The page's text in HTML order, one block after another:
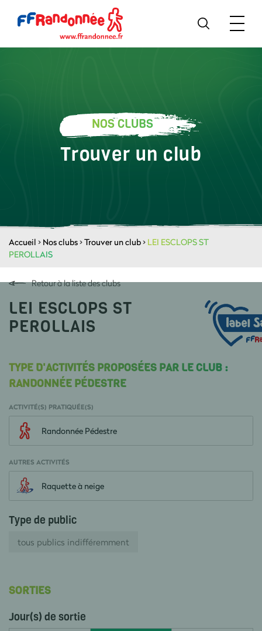
NOS CLUBS
Trouver un club
Accueil > Nos clubs>Trouver un club> LEI ESCLOPS ST
PEROLLAIS
Retour à la liste des clubs
LEI ESCLOPS ST
PEROLLAIS
TYPE D'ACTIVITÉS PROPOSÉES PAR LE CLUB :
RANDONNÉE PÉDESTRE
ACTIVITÉ(S) PRATIQUÉE(S)
Randonnée Pédestre
AUTRES ACTIVITÉS
Raquette à neige
Type de public
tous publics indifféremment
SORTIES
Jour(s) de sortie